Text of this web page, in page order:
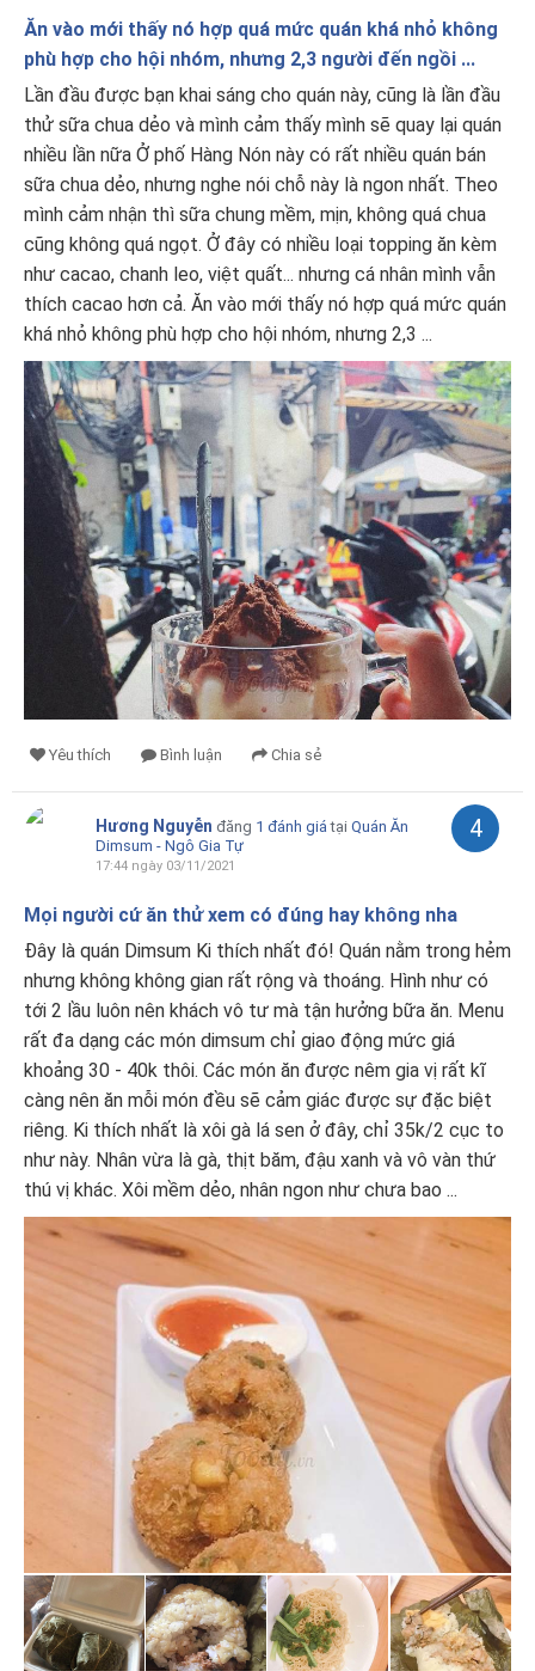
Ăn vào mới thấy nó hợp quá mức quán khá nhỏ không
phù hợp cho hội nhóm, nhưng 2,3 người đến ngồi ...
Lần đầu được bạn khai sáng cho quán này, cũng là lần đầu
thử sữa chua dẻo và mình cảm thấy mình sẽ quay lại quán
nhiều lần nữa Ở phố Hàng Nón này có rất nhiều quán bán
sữa chua dẻo, nhưng nghe nói chỗ này là ngon nhất. Theo
mình cảm nhận thì sữa chung mềm, mịn, không quá chua
cũng không quá ngọt. Ở đây có nhiều loại topping ăn kèm
như cacao, chanh leo, việt quất... nhưng cá nhân mình vẫn
thích cacao hơn cả. Ăn vào mới thấy nó hợp quá mức quán
khá nhỏ không phù hợp cho hội nhóm, nhưng 2,3 ...
Yêu thích Bình luận Chia sẻ
Hương Nguyễn đăng 1 đánh giá tại Quán Ăn
Dimsum - Ngô Gia Tự
17:44 ngày 03/11/2021
4
Mọi người cứ ăn thử xem có đúng hay không nha
Đây là quán Dimsum Ki thích nhất đó! Quán nằm trong hẻm
nhưng không không gian rất rộng và thoáng. Hình như có
tới 2 lầu luôn nên khách vô tư mà tận hưởng bữa ăn. Menu
rất đa dạng các món dimsum chỉ giao động mức giá
khoảng 30 - 40k thôi. Các món ăn được nêm gia vị rất kĩ
càng nên ăn mỗi món đều sẽ cảm giác được sự đặc biệt
riêng. Ki thích nhất là xôi gà lá sen ở đây, chỉ 35k/2 cục to
như này. Nhân vừa là gà, thịt băm, đậu xanh và vô vàn thứ
thú vị khác. Xôi mềm dẻo, nhân ngon như chưa bao ...